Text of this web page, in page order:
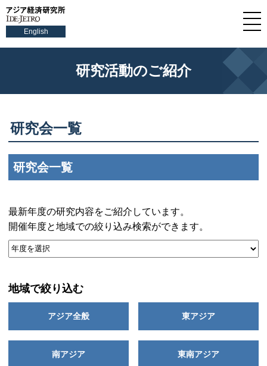
English
研究活動のご紹介
研究会一覧
研究会一覧
最新年度の研究内容をご紹介しています。
開催年度と地域での絞り込み検索ができます。
地域で絞り込む
アジア全般 東アジア
南アジア 東南アジア